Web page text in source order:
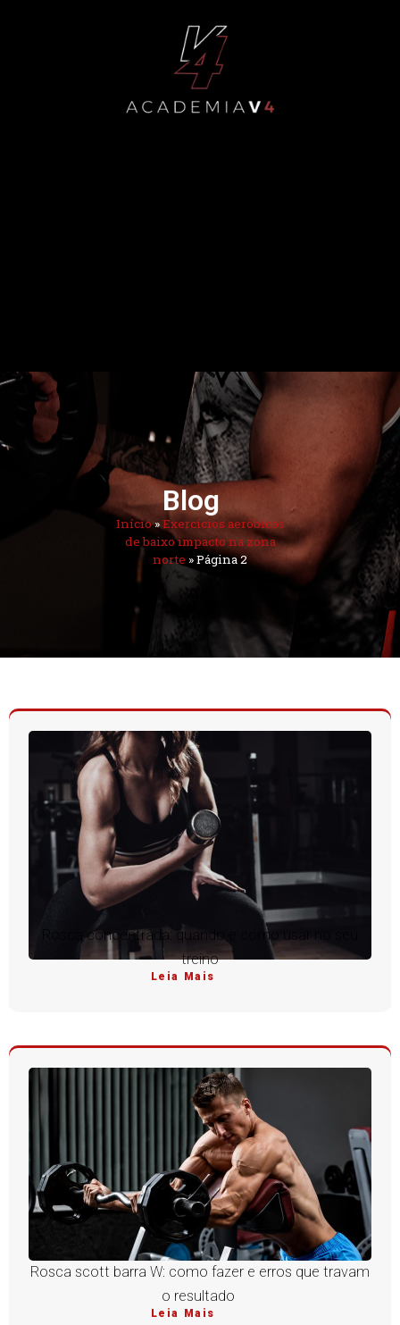
Blog
Início»Exercícios aeróbicos
de baixo impacto na zona
norte »Página 2
Rosca concentrada: quando e como usar no seu
treino
Leia Mais
Rosca scott barra W: como fazer e erros que travam
o resultado
Leia Mais